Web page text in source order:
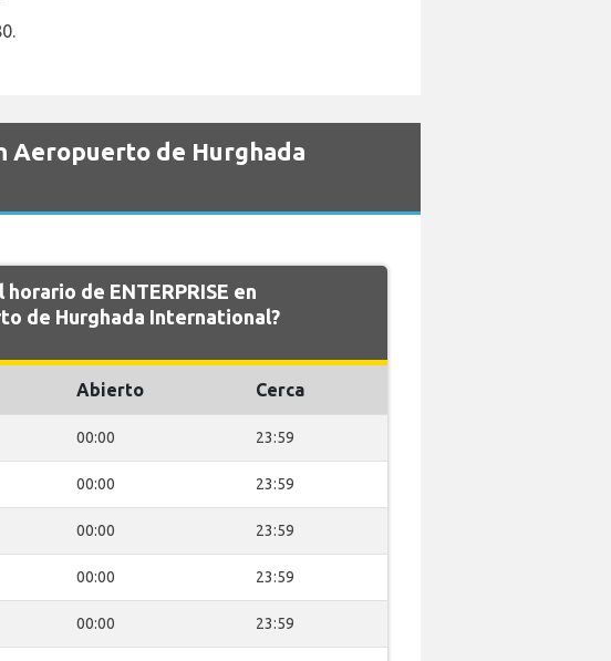
Aeropuerto de Hurghada
horario de ENTERPRISE en
de Hurghada International?
Abierto Cerca
00:00 23:59
00:00 23:59
00:00 23:59
00:00 23:59
00:00 23:59